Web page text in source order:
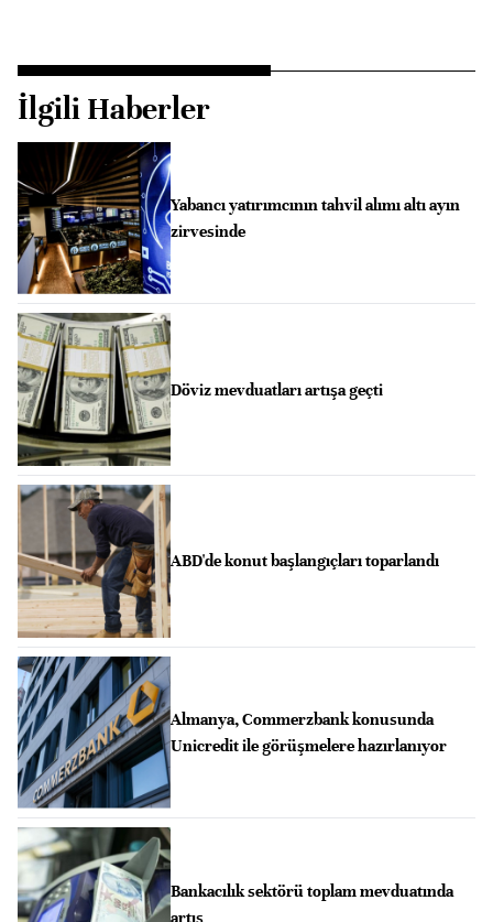
İlgili Haberler
Yabancı yatırımcının tahvil alımı altı ayın
zirvesinde
Döviz mevduatları artışa geçti
ABD'de konut başlangıçları toparlandı
Almanya, Commerzbank konusunda
Unicredit ile görüşmelere hazırlanıyor
Bankacılık sektörü toplam mevduatında
artış